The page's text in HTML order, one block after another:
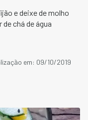
e deixe de molho
chá de água
em: 09/10/2019